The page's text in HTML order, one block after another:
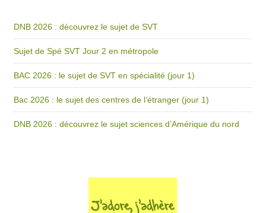
DNB 2026 : découvrez le sujet de SVT
Sujet de Spé SVT Jour 2 en métropole
BAC 2026 : le sujet de SVT en spécialité (jour 1)
Bac 2026 : le sujet des centres de l’étranger (jour 1)
DNB 2026 : découvrez le sujet sciences d’Amérique du nord